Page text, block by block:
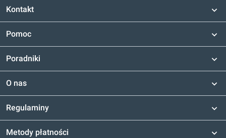
Kontakt
Pomoc
Poradniki
O nas
Regulaminy
Metody płatności